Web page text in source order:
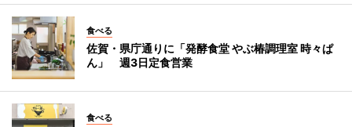
食べる
佐賀・県庁通りに「発酵食堂 やぶ椿調理室 時々ぱ
ん」 週3日定食営業
食べる